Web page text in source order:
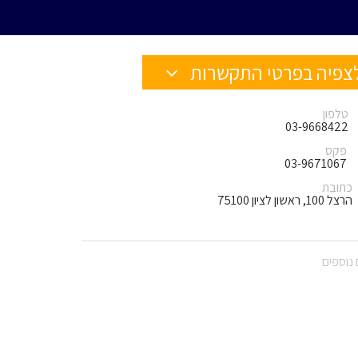
בפרטי התקשרות
טלפון
03-9668422
פקס
03-9671067
כתובת
הרצל 100, ראשון לציון 75100